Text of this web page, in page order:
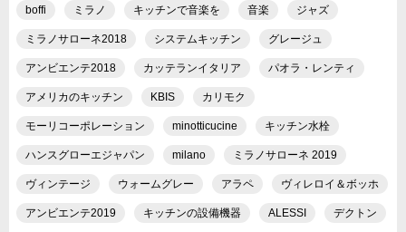
boffi ミラノ キッチンで音楽を 音楽 ジャズ
ミラノサローネ2018 システムキッチン グレージュ
アンビエンテ2018 カッテランイタリア パオラ・レンティ
アメリカのキッチン KBIS カリモク
モーリコーポレーション minotticucine キッチン水栓
ハンスグローエジャパン milano ミラノサローネ 2019
ヴィンテージ ウォームグレー アラペ ヴィレロイ＆ボッホ
アンビエンテ2019 キッチンの設備機器 ALESSI デクトン